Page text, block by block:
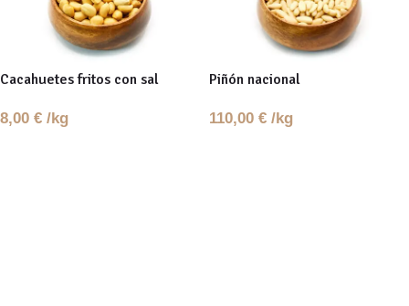
Cacahuetes fritos con sal
8,00 € /kg
Piñón nacional
110,00 € /kg